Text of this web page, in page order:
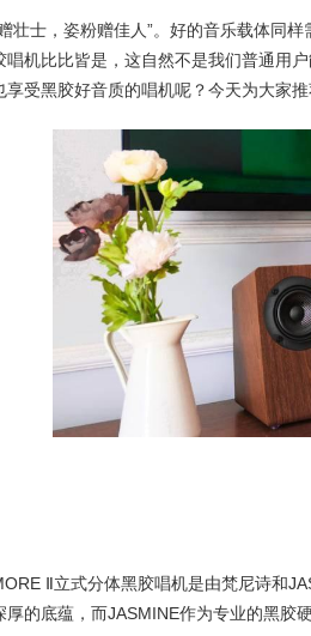
壮士，姿粉赠佳人”。好的音乐载体同
唱机比比皆是，这自然不是我们普通用
享受黑胶好音质的唱机呢？今天为大家
Ⅱ立式分体黑胶唱机是由梵尼诗和
厚的底蕴，而JASMINE作为专业的黑胶